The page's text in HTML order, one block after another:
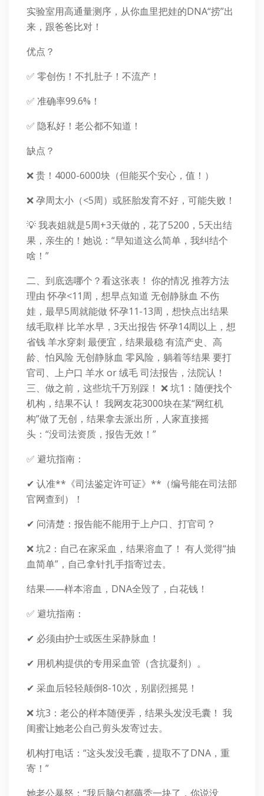
实验室用高通量测序，从你血里把娃的DNA“捞”出
来，跟爸爸比对！
优点？
✅ 零创伤！不扎肚子！不流产！
✅ 准确率99.6%！
✅ 隐私好！老公都不知道！
缺点？
❌ 贵！4000-6000块（但能买个安心，值！）
❌ 孕周太小（<5周）或胚胎发育不好，可能失败！
💡 我表姐就是5周+3天做的，花了5200，5天出结
果，亲生的！她说：“早知道这么简单，我纠结个
啥！”
二、到底选哪个？看这张表！ 你的情况 推荐方法
理由 怀孕<11周，想早点知道 无创静脉血 不伤
娃，最早5周就能做 怀孕11-13周，想快点出结果
绒毛取样 比羊水早，3天出报告 怀孕14周以上，想
省钱 羊水穿刺 最便宜，结果最稳 有流产史、高
龄、怕风险 无创静脉血 零风险，躺着等结果 要打
官司、上户口 羊水 or 绒毛 司法报告，法院认！
三、做之前，这些坑千万别踩！ ❌ 坑1：随便找个
机构，结果不认！ 我网友花3000块在某“网红机
构”做了无创，结果拿去派出所，人家直接摇
头：“没司法资质，报告无效！”
✅ 避坑指南：
✔ 认准**《司法鉴定许可证》**（编号能在司法部
官网查到）！
✔ 问清楚：报告能不能用于上户口、打官司？
❌ 坑2：自己在家采血，结果溶血了！ 有人觉得“抽
血简单”，自己拿针扎手指寄过去。
结果——样本溶血，DNA全毁了，白花钱！
✅ 避坑指南：
✔ 必须由护士或医生采静脉血！
✔ 用机构提供的专用采血管（含抗凝剂）。
✔ 采血后轻轻颠倒8-10次，别剧烈摇晃！
❌ 坑3：老公的样本随便弄，结果头发没毛囊！ 我
闺蜜让她老公自己剪头发寄过去。
机构打电话：“这头发没毛囊，提取不了DNA，重
寄！”
她老公暴怒：“我后脑勺都薅秃一块了，你说没